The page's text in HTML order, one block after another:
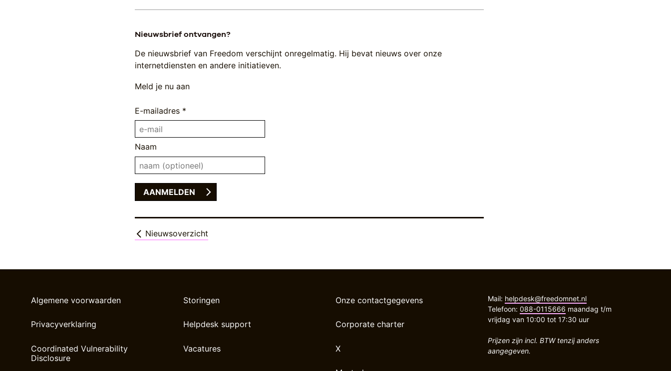
Nieuwsbrief ontvangen?
De nieuwsbrief van Freedom verschijnt onregelmatig. Hij bevat nieuws over onze
internetdiensten en andere initiatieven.
Meld je nu aan
E-mailadres *
Naam
Nieuwsoverzicht
Mail: helpdesk@freedomnet.nl
Telefoon: 088-0115666 maandag t/m
vrijdag van 10:00 tot 17:30 uur
Prijzen zijn incl. BTW tenzij anders
aangegeven.
Algemene voorwaarden
Privacyverklaring
Coordinated Vulnerability
Disclosure
Storingen
Helpdesk support
Vacatures
Onze contactgegevens
Corporate charter
X